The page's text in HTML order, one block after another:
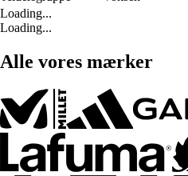
Loading...
Loading...
Alle vores mærker